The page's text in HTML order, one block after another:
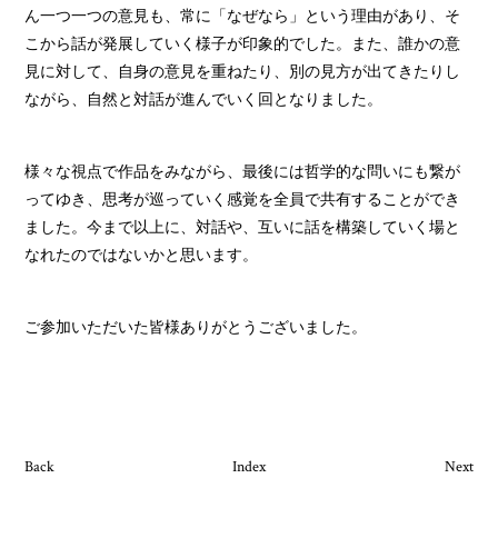
ん一つ一つの意見も、常に「なぜなら」という理由があり、そ
こから話が発展していく様子が印象的でした。また、誰かの意
見に対して、自身の意見を重ねたり、別の見方が出てきたりし
ながら、自然と対話が進んでいく回となりました。
様々な視点で作品をみながら、最後には哲学的な問いにも繋が
ってゆき、思考が巡っていく感覚を全員で共有することができ
ました。今まで以上に、対話や、互いに話を構築していく場と
なれたのではないかと思います。
ご参加いただいた皆様ありがとうございました。
Back Index Next